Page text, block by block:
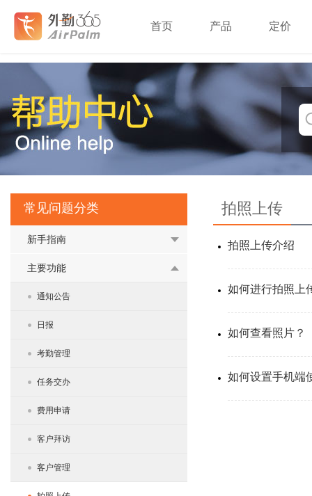
首页 产品 定价
常见问题分类
新手指南
主要功能
通知公告
日报
考勤管理
任务交办
费用申请
客户拜访
客户管理
拍照上传
拍照上传介绍
如何进行拍照上
如何查看照片？
如何设置手机端